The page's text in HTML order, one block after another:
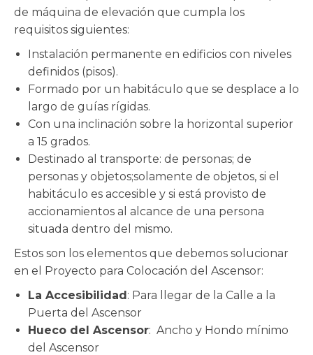
de máquina de elevación que cumpla los
requisitos siguientes:
Instalación permanente en edificios con niveles
definidos (pisos).
Formado por un habitáculo que se desplace a lo
largo de guías rígidas.
Con una inclinación sobre la horizontal superior
a 15 grados.
Destinado al transporte: de personas; de
personas y objetos;solamente de objetos, si el
habitáculo es accesible y si está provisto de
accionamientos al alcance de una persona
situada dentro del mismo.
Estos son los elementos que debemos solucionar
en el Proyecto para Colocación del Ascensor:
La Accesibilidad: Para llegar de la Calle a la
Puerta del Ascensor
Hueco del Ascensor: Ancho y Hondo mínimo
del Ascensor